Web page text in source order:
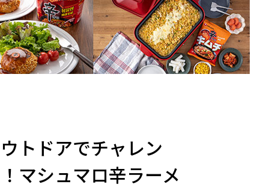
トドアでチャレン
マシュマロ辛ラーメ